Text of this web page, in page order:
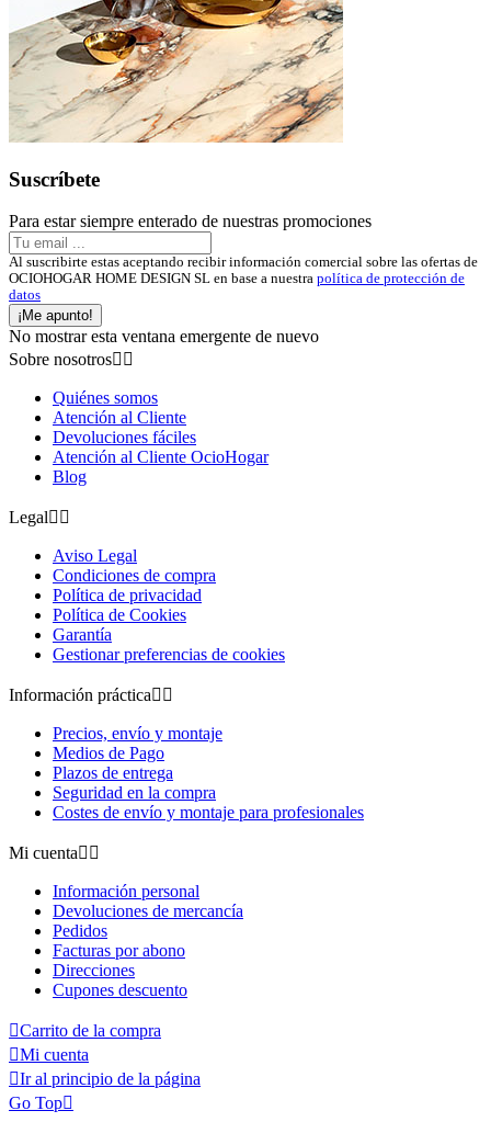
Suscríbete
Para estar siempre enterado de nuestras promociones
Al suscribirte estas aceptando recibir información comercial sobre las ofertas de
OCIOHOGAR HOME DESIGN SL en base a nuestra política de protección de
datos
¡Me apunto!
No mostrar esta ventana emergente de nuevo
Sobre nosotros 
Quiénes somos
Atención al Cliente
Devoluciones fáciles
Atención al Cliente OcioHogar
Blog
Legal 
Aviso Legal
Condiciones de compra
Política de privacidad
Política de Cookies
Garantía
Gestionar preferencias de cookies
Información práctica 
Precios, envío y montaje
Medios de Pago
Plazos de entrega
Seguridad en la compra
Costes de envío y montaje para profesionales
Mi cuenta 
Información personal
Devoluciones de mercancía
Pedidos
Facturas por abono
Direcciones
Cupones descuento
Carrito de la compra
Mi cuenta
Ir al principio de la página
Go Top